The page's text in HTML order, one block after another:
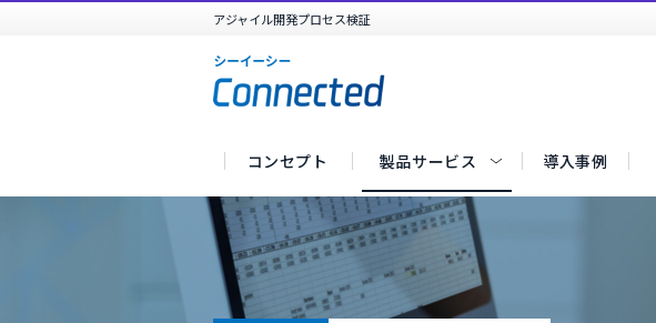
アジャイル開発プロセス検証
コンセプト 製品サービス 導入事例